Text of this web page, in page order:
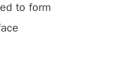
to form